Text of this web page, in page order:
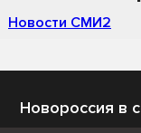
Новости СМИ2
Новороссия в